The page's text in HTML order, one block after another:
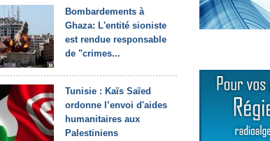
Bombardements à
Ghaza: L'entité sioniste
est rendue responsable
de "crimes...
Tunisie : Kaïs Saïed
ordonne l’envoi d'aides
humanitaires aux
Palestiniens